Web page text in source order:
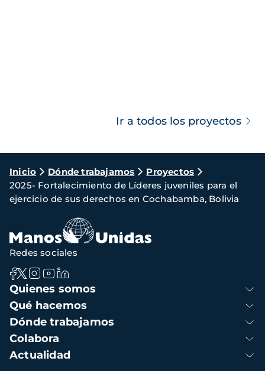
Ir a todos los proyectos
Ruta
de
navegación
Inicio Dónde trabajamos
Proyectos
2025- Fortalecimiento de Líderes juveniles para el
ejercicio de sus derechos en Cochabamba, Bolivia
Navegación
principal
Quienes somos
Qué hacemos
Dónde trabajamos
Colabora
Actualidad
Redes sociales